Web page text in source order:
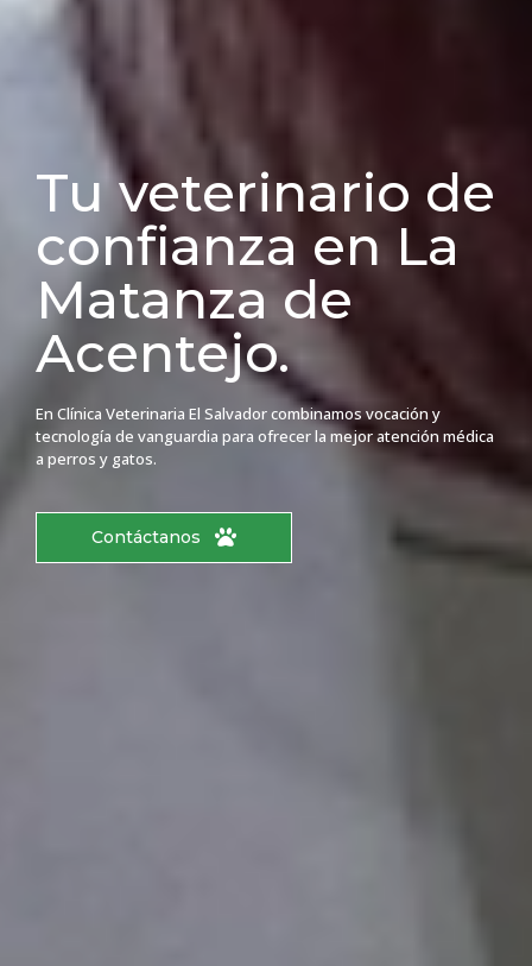
Tu veterinario de
confianza en La
Matanza de
Acentejo.
En Clínica Veterinaria El Salvador combinamos vocación y
tecnología de vanguardia para ofrecer la mejor atención médica
a perros y gatos.
Contáctanos